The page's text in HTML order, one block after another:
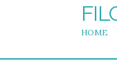
HOME